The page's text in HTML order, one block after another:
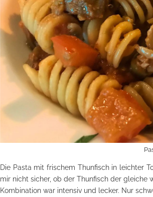
Die Pasta mit frischem Thunfisch in leichter
mir nicht sicher, ob der Thunfisch der
Kombination war intensiv und lecker. Nur